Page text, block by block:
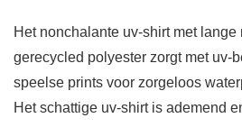
Het nonchalante uv-shirt met lange
gerecycled polyester zorgt met uv-
speelse prints voor zorgeloos
Het schattige uv-shirt is ademend